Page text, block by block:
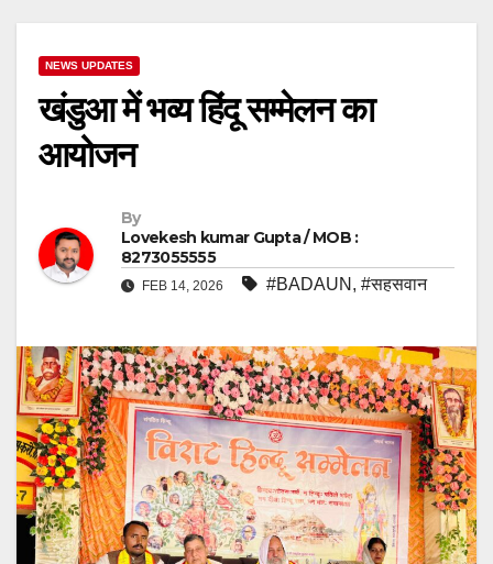
NEWS UPDATES
खंडुआ में भव्य हिंदू सम्मेलन का
आयोजन
By
Lovekesh kumar Gupta / MOB :
8273055555
FEB 14, 2026 #BADAUN , #सहसवान